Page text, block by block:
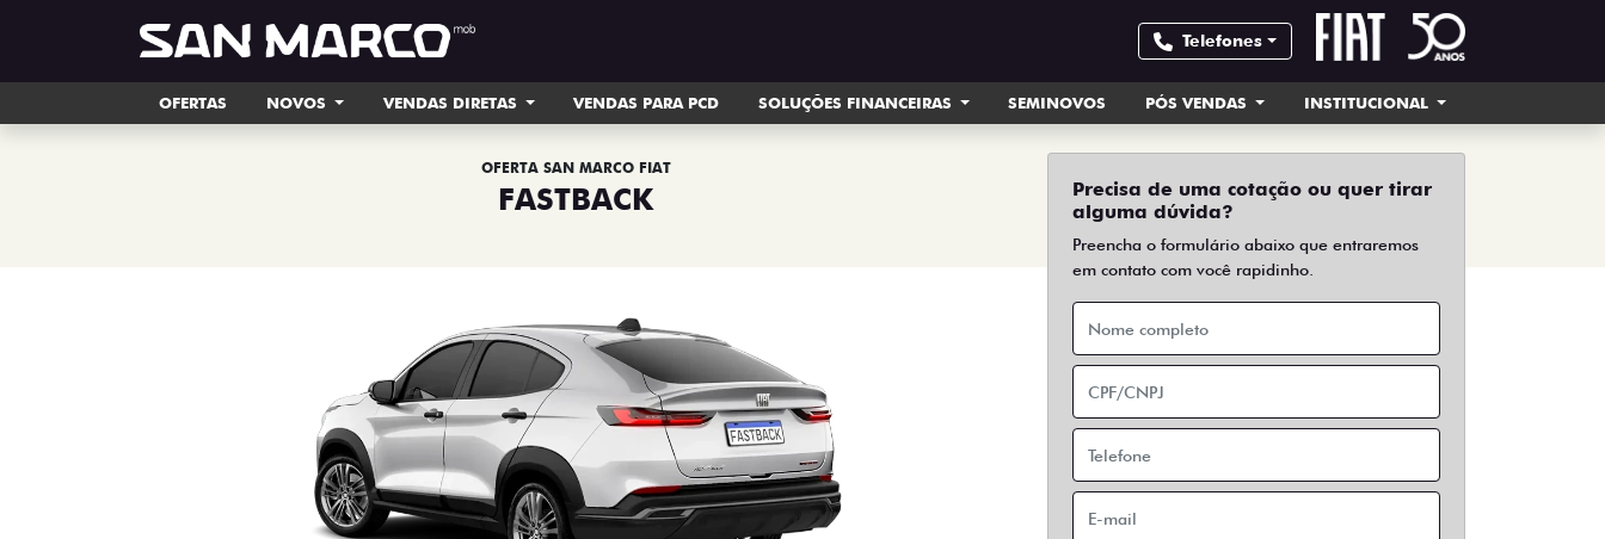
Telefones
OFERTAS NOVOS VENDAS DIRETAS VENDAS PARA PCD SOLUÇÕES FINANCEIRAS SEMINOVOS PÓS VENDAS INSTITUCIONAL
OFERTA SAN MARCO FIAT
FASTBACK
Precisa de uma cotação ou quer tirar
alguma dúvida?
Preencha o formulário abaixo que entraremos
em contato com você rapidinho.